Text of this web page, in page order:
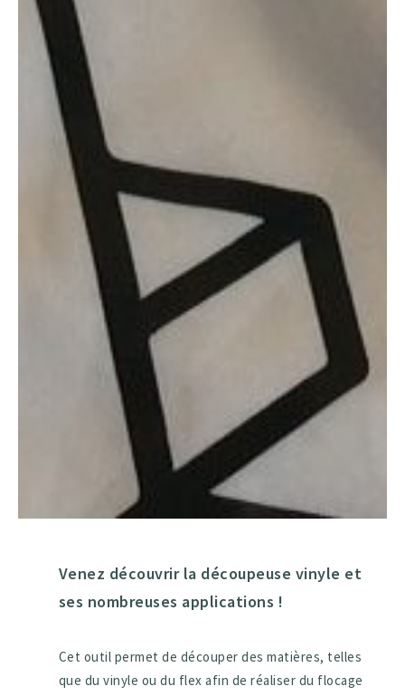
Venez découvrir la découpeuse vinyle et
ses nombreuses applications !
Cet outil permet de découper des matières, telles
que du vinyle ou du flex afin de réaliser du flocage